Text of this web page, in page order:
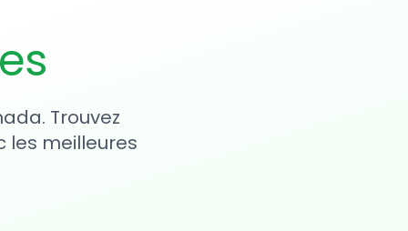
Trouvez
les meilleures